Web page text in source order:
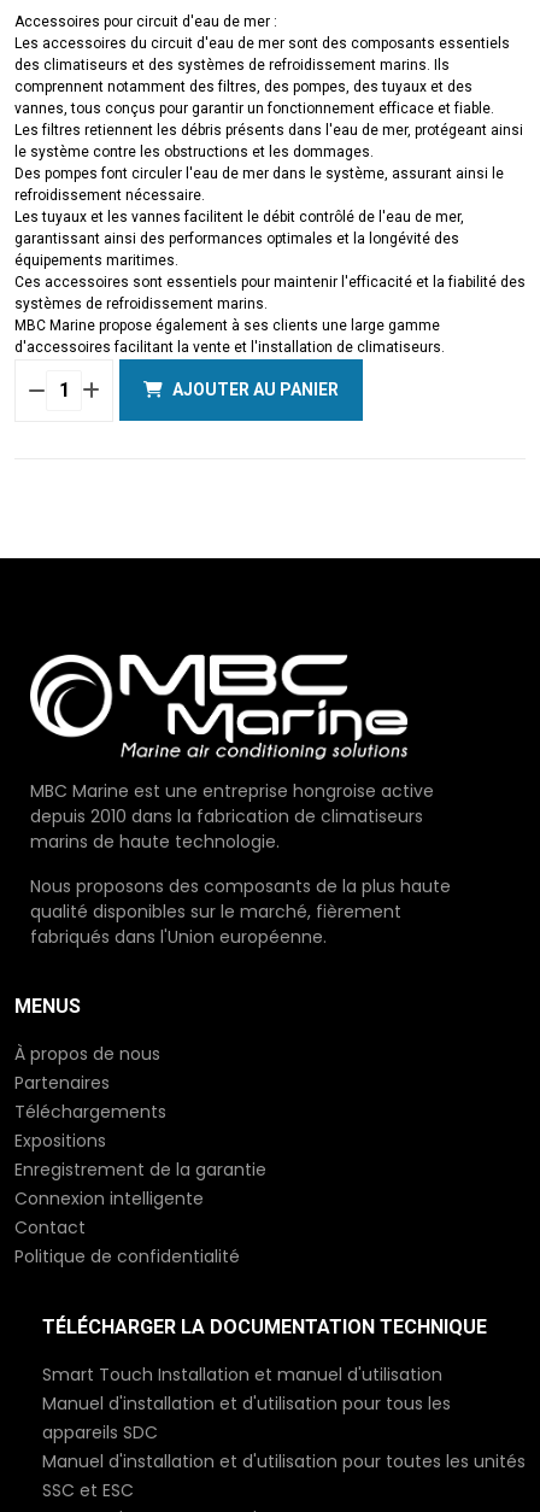
Accessoires pour circuit d'eau de mer :
Les accessoires du circuit d'eau de mer sont des composants essentiels
des climatiseurs et des systèmes de refroidissement marins. Ils
comprennent notamment des filtres, des pompes, des tuyaux et des
vannes, tous conçus pour garantir un fonctionnement efficace et fiable.
Les filtres retiennent les débris présents dans l'eau de mer, protégeant ainsi
le système contre les obstructions et les dommages.
Des pompes font circuler l'eau de mer dans le système, assurant ainsi le
refroidissement nécessaire.
Les tuyaux et les vannes facilitent le débit contrôlé de l'eau de mer,
garantissant ainsi des performances optimales et la longévité des
équipements maritimes.
Ces accessoires sont essentiels pour maintenir l'efficacité et la fiabilité des
systèmes de refroidissement marins.
MBC Marine propose également à ses clients une large gamme
d'accessoires facilitant la vente et l'installation de climatiseurs.
Quantité
AJOUTER AU PANIER
MBC Marine est une entreprise hongroise active
depuis 2010 dans la fabrication de climatiseurs
marins de haute technologie.
Nous proposons des composants de la plus haute
qualité disponibles sur le marché, fièrement
fabriqués dans l'Union européenne.
MENUS
À propos de nous
Partenaires
Téléchargements
Expositions
Enregistrement de la garantie
Connexion intelligente
Contact
Politique de confidentialité
TÉLÉCHARGER LA DOCUMENTATION TECHNIQUE
Smart Touch Installation et manuel d'utilisation
Manuel d'installation et d'utilisation pour tous les
appareils SDC
Manuel d'installation et d'utilisation pour toutes les unités
SSC et ESC